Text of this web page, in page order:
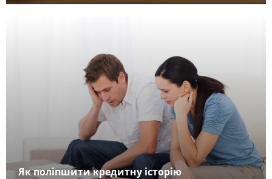
Як поліпшити кредитну історію